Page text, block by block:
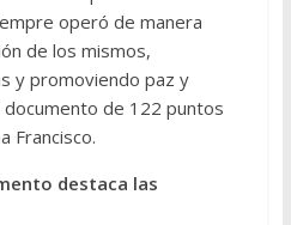
operó de manera
de los mismos,
y promoviendo paz y
documento de 122 puntos
Francisco.
destaca las